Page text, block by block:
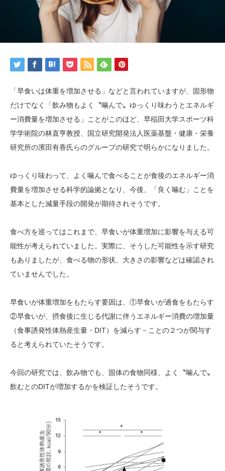
「早食いは体重を増加させる」などと言われていますが、固形物
だけでなく「飲み物もよく〝噛んで〟ゆっくり味わうとエネルギ
ー消費量を増加させる」ことがこのほど、早稲田大学スポーツ科
学学術院の林直亨教授、国立研究開発法人医薬基盤・健康・栄養
研究所の濱田有香氏らのグループの研究で明らかになりました。
ゆっくり味わって、よく噛んで食べることが食後のエネルギー消
費量を増加させる科学的論拠となり、今後、「良く噛む」ことを
基本とした減量手段の開発が期待されそうです。
食べ方を巡ってはこれまで、早食いが体重増加に影響を与える可
能性が考えられていました。実際に、そうした可能性を示す研究
もありましたが、食べる物の形状、大きさの影響などは確認され
ていませんでした。
早食いが体重増加をもたらす要因は、①早食いが過食をもたらす
②早食いが、摂食後に生じる代謝に伴うエネルギー消費の増加量
（食事誘発性体熱産生量・DIT）を減らす－ことの２つが関与す
ると考えられていたそうです。
今回の研究では、飲み物でも、固体の食物同様、よく〝噛んで〟
飲むとのDITが増加するかを検証したそうです。